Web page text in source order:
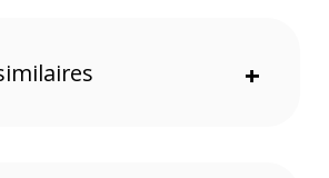
31 Décembre 2030 à partir de 49 euros
expédition Chronopost 24H vers un point
+